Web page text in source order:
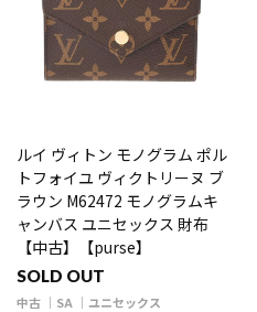
ルイ ヴィトン モノグラム ポル
トフォイユ ヴィクトリーヌ ブ
ラウン M62472 モノグラムキ
ャンバス ユニセックス 財布
【中古】【purse】
SOLD OUT
中古 SA ユニセックス